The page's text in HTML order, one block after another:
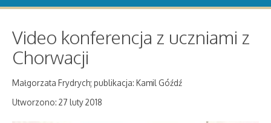
Video konferencja z uczniami z
Chorwacji
Małgorzata Frydrych; publikacja: Kamil Góźdź
Utworzono: 27 luty 2018